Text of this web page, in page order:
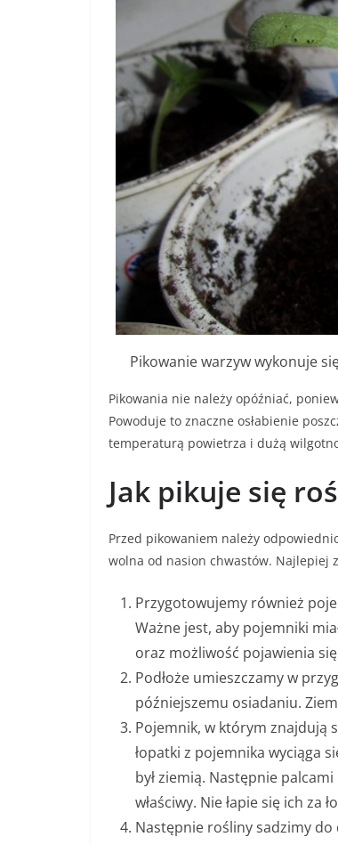
Pikowanie warzyw wykonuje
Pikowania nie należy opóźniać,
Powoduje to znaczne osłabienie
temperaturą powietrza i dużą
Jak pikuje się
Przed pikowaniem należy
wolna od nasion chwastów. Najlepiej
Przygotowujemy również
Ważne jest, aby pojemniki
oraz możliwość pojawienia
Podłoże umieszczamy w
późniejszemu osiadaniu.
Pojemnik, w którym znajdują
łopatki z pojemnika wyciąga
był ziemią. Następnie
właściwy. Nie łapie się ich
Następnie rośliny sadzimy do